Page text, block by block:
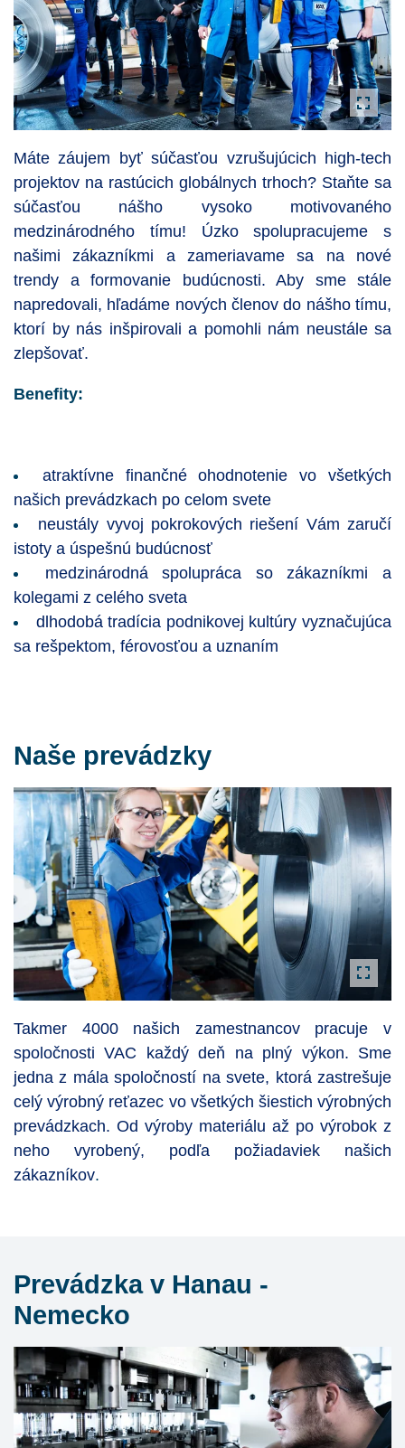
Máte záujem byť súčasťou vzrušujúcich high-tech
projektov na rastúcich globálnych trhoch? Staňte sa
súčasťou nášho vysoko motivovaného
medzinárodného tímu! Úzko spolupracujeme s
našimi zákazníkmi a zameriavame sa na nové
trendy a formovanie budúcnosti. Aby sme stále
napredovali, hľadáme nových členov do nášho tímu,
ktorí by nás inšpirovali a pomohli nám neustále sa
zlepšovať.
Benefity:
atraktívne finančné ohodnotenie vo všetkých
našich prevádzkach po celom svete
neustály vyvoj pokrokových riešení Vám zaručí
istoty a úspešnú budúcnosť
medzinárodná spolupráca so zákazníkmi a
kolegami z celého sveta
dlhodobá tradícia podnikovej kultúry vyznačujúca
sa rešpektom, férovosťou a uznaním
Naše prevádzky
Takmer 4000 našich zamestnancov pracuje v
spoločnosti VAC každý deň na plný výkon. Sme
jedna z mála spoločností na svete, ktorá zastrešuje
celý výrobný reťazec vo všetkých šiestich výrobných
prevádzkach. Od výroby materiálu až po výrobok z
neho vyrobený, podľa požiadaviek našich
zákazníkov.
Prevádzka v Hanau -
Nemecko